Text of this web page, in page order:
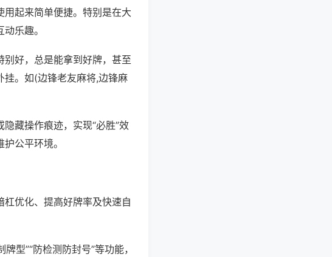
起来简单便捷。特别是在大
乐趣。
好，总是能拿到好牌，甚至
挂。如(边锋老友麻将,边锋麻
藏操作痕迹，实现“必胜”效
公平环境。
优化、提高好牌率及快速自
型”“防检测防封号”等功能，